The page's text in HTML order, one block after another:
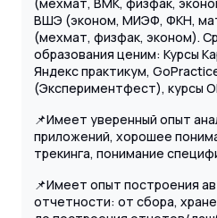
ВШЭ (эконом, МИЭФ, ФКН,
(мехмат, физфак, эконом).
образования ценим: Курсы
Яндекс практикум,
(Экспериментфест), курсы
📌Имеет уверенный опыт
приложений, хорошее
трекинга, понимание
📌Имеет опыт построения
отчетности: от сбора,